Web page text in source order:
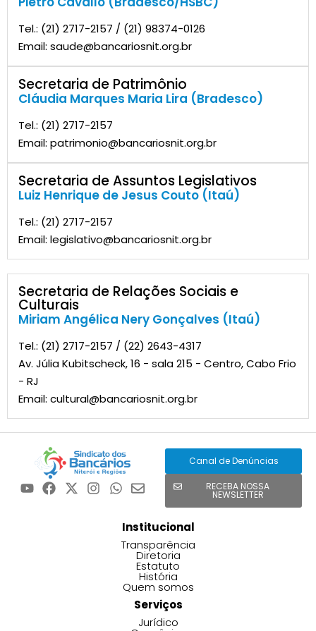
Tel.: (21) 2717-2157 / (21) 98374-0126
Email: saude@bancariosnit.org.br
Secretaria de Patrimônio
Cláudia Marques Maria Lira (Bradesco)
Tel.: (21) 2717-2157
Email: patrimonio@bancariosnit.org.br
Secretaria de Assuntos Legislativos
Luiz Henrique de Jesus Couto (Itaú)
Tel.: (21) 2717-2157
Email: legislativo@bancariosnit.org.br
Secretaria de Relações Sociais e
Culturais
Miriam Angélica Nery Gonçalves (Itaú)
Tel.: (21) 2717-2157 / (22) 2643-4317
Av. Júlia Kubitscheck, 16 - sala 215 - Centro, Cabo Frio
- RJ
Email: cultural@bancariosnit.org.br
Canal de Denúncias
RECEBA NOSSA
NEWSLETTER
Institucional
Transparência
Diretoria
Estatuto
História
Quem somos
Serviços
Jurídico